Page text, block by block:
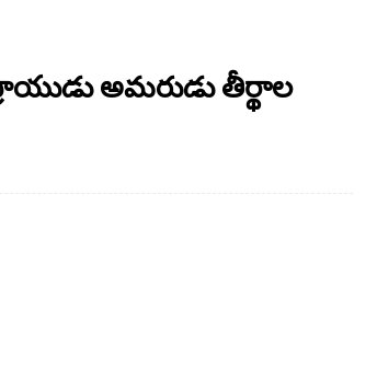
అమరుడు తీర్థాల